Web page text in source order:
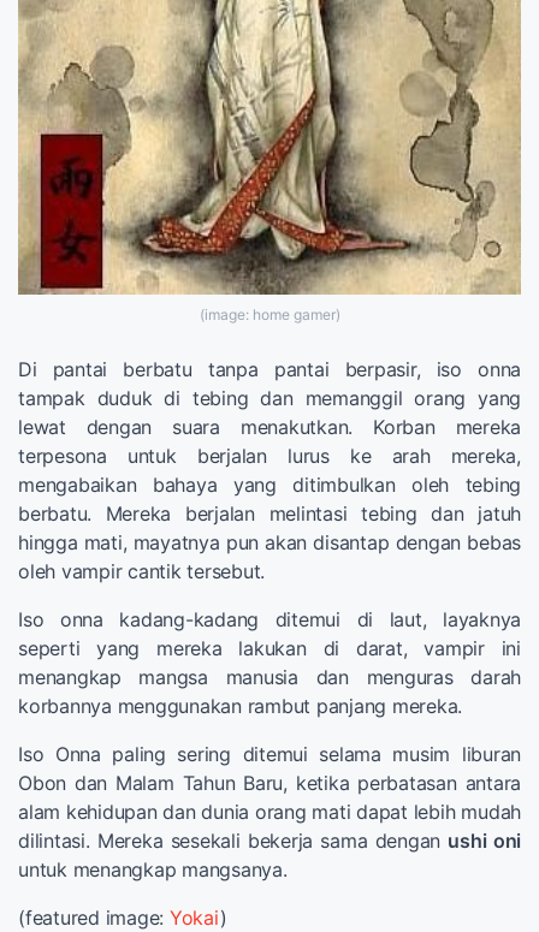
(image: home gamer)
Di pantai berbatu tanpa pantai berpasir, iso onna
tampak duduk di tebing dan memanggil orang yang
lewat dengan suara menakutkan. Korban mereka
terpesona untuk berjalan lurus ke arah mereka,
mengabaikan bahaya yang ditimbulkan oleh tebing
berbatu. Mereka berjalan melintasi tebing dan jatuh
hingga mati, mayatnya pun akan disantap dengan bebas
oleh vampir cantik tersebut.
Iso onna kadang-kadang ditemui di laut, layaknya
seperti yang mereka lakukan di darat, vampir ini
menangkap mangsa manusia dan menguras darah
korbannya menggunakan rambut panjang mereka.
Iso Onna paling sering ditemui selama musim liburan
Obon dan Malam Tahun Baru, ketika perbatasan antara
alam kehidupan dan dunia orang mati dapat lebih mudah
dilintasi. Mereka sesekali bekerja sama dengan ushi oni
untuk menangkap mangsanya.
(featured image: Yokai)